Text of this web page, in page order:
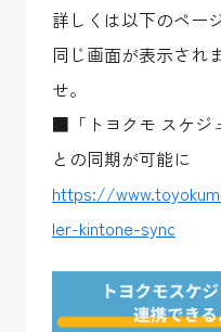
詳しくは以下のペー
同じ画面が表示され
せ。
■「トヨクモ スケジ
との同期が可能に
https://
ler-kintone-sync